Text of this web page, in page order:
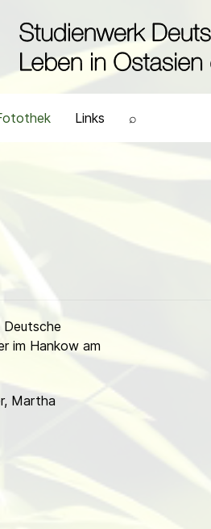
Links ⌕
Deutsche
im Hankow am
Martha